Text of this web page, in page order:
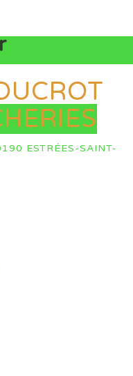
ESTRÉES-SAINT-